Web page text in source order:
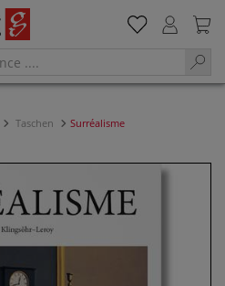
Taschen Surréalisme